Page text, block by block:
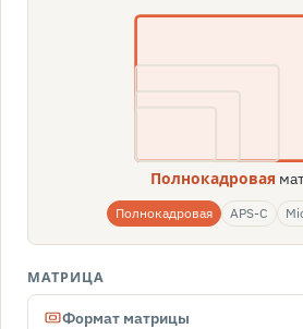
Полнокадровая
Полнокадровая APS-C
МАТРИЦА
Формат матрицы